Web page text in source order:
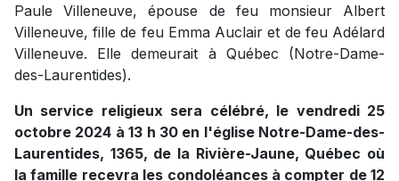
Paule Villeneuve, épouse de feu monsieur Albert
Villeneuve, fille de feu Emma Auclair et de feu Adélard
Villeneuve. Elle demeurait à Québec (Notre-Dame-
des-Laurentides).
Un service religieux sera célébré, le vendredi 25
octobre 2024 à 13 h 30 en l'église Notre-Dame-des-
Laurentides, 1365, de la Rivière-Jaune, Québec où
la famille recevra les condoléances à compter de 12